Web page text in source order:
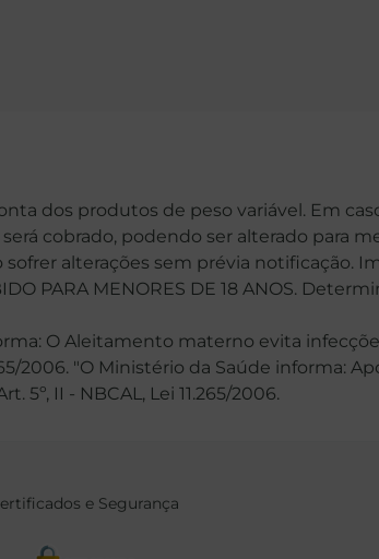
dos produtos de peso variável. Em
cobrado, podendo ser alterado para
alterações sem prévia notificação.
PARA MENORES DE 18 ANOS.
O Aleitamento materno evita
2006. "O Ministério da Saúde informa:
II - NBCAL, Lei 11.265/2006.
e Segurança